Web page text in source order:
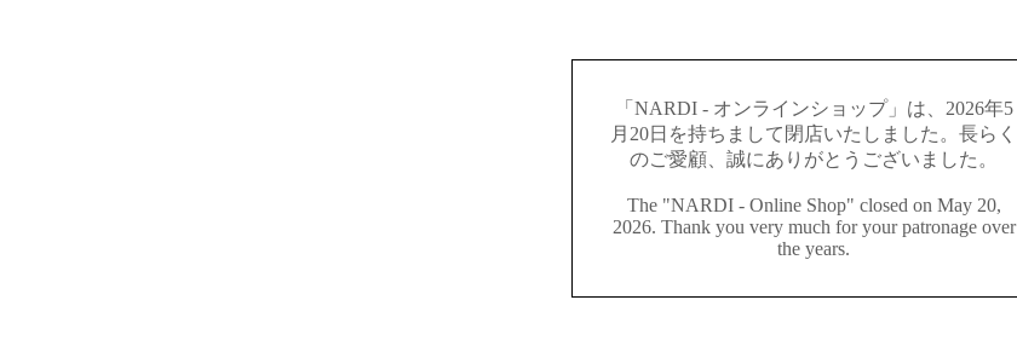
「NARDI - オンラインショップ」は、2026年5
月20日を持ちまして閉店いたしました。長らく
のご愛顧、誠にありがとうございました。
The "NARDI - Online Shop" closed on May 20,
2026. Thank you very much for your patronage over
the years.